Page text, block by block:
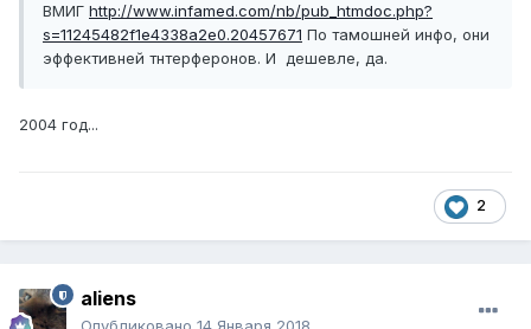
ВМИГ http://www.infamed.com/nb/pub_htmdoc.php?
s=11245482f1e4338a2e0.20457671 По тамошней инфо, они
эффективней тнтерферонов. И дешевле, да.
2004 год...
2
aliens